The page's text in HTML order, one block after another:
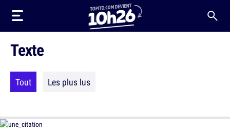
Texte
Tout Les plus lus